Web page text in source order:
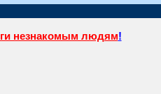
незнакомым людям!